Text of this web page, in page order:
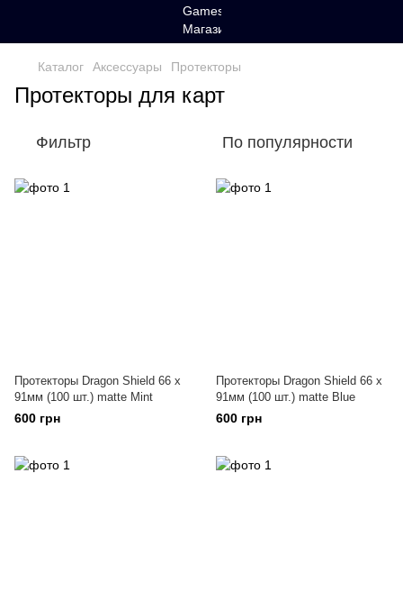
Каталог Аксессуары Протекторы
Протекторы для карт
Фильтр По популярности
Протекторы Dragon Shield 66 x
91мм (100 шт.) matte Mint
600 грн
Протекторы Dragon Shield 66 x
91мм (100 шт.) matte Blue
600 грн